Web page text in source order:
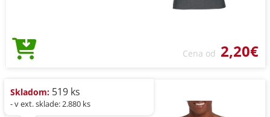
Cena od 2,20€
Skladom: 519 ks
- v ext. sklade: 2.880 ks